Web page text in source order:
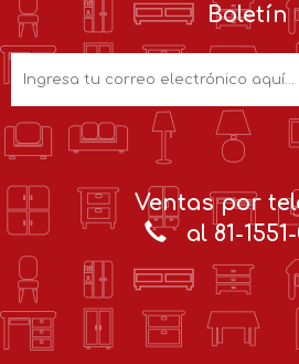
Boletín
Ventas por
al 81-1551-